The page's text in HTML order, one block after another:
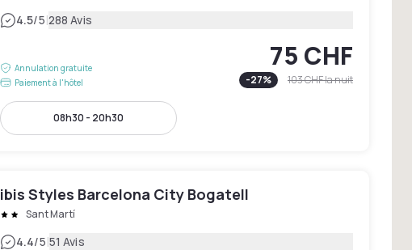
4.5/5|288 Avis
Annulation gratuite
Paiement à l'hôtel
75 CHF
-27% 103 CHFla nuit
08h30 - 20h30
ibis Styles Barcelona City Bogatell
Sant Martí
4.4/5|51 Avis